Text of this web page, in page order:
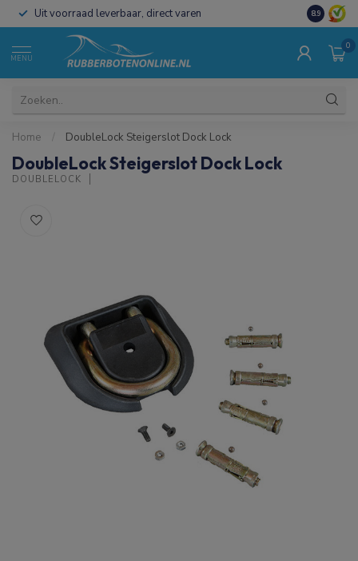
Uit voorraad leverbaar, direct varen Al 15 jaar
8.9
MENU
0
Home / DoubleLock Steigerslot Dock Lock
DoubleLock Steigerslot Dock Lock
DOUBLELOCK